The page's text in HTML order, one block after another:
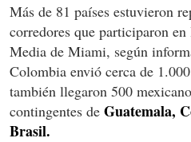
Más de 81 países estuvieron
corredores que participaron
Media de Miami, según
Colombia envió cerca de
también llegaron 500
contingentes de Guatemala,
Brasil.